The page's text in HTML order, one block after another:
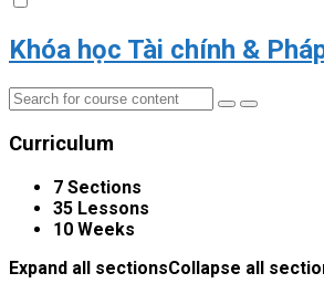
Khóa học Tài chính &
Curriculum
7 Sections
35 Lessons
10 Weeks
Expand all sectionsCollapse all